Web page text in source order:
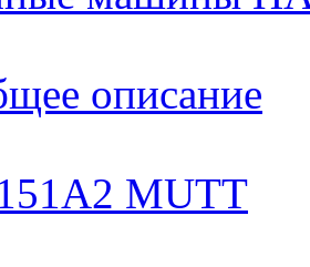
описание
MUTT